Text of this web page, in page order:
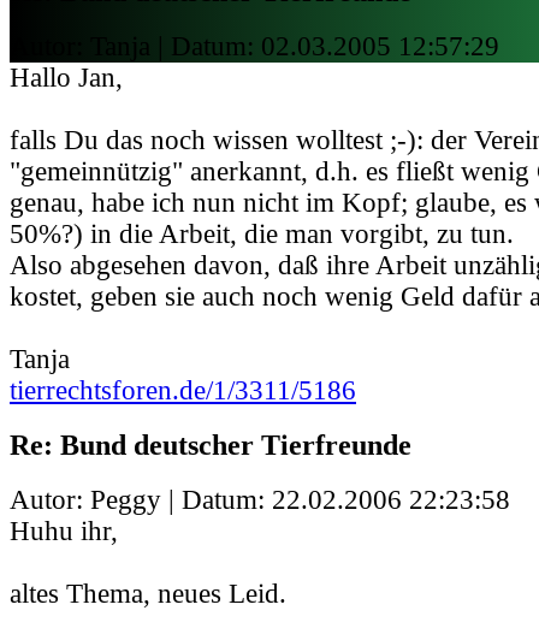
Autor: Tanja | Datum: 02.03.2005 12:57:29
Hallo Jan,
falls Du das noch wissen wolltest ;-): der
"gemeinnützig" anerkannt, d.h. es fließt
genau, habe ich nun nicht im Kopf; glaube, es
50%?) in die Arbeit, die man vorgibt, zu tun.
Also abgesehen davon, daß ihre Arbeit
kostet, geben sie auch noch wenig Geld dafür
Tanja
tierrechtsforen.de/1/3311/5186
Re: Bund deutscher Tierfreunde
Autor: Peggy | Datum: 22.02.2006 22:23:58
Huhu ihr,
altes Thema, neues Leid.